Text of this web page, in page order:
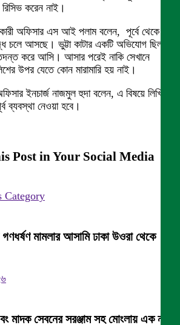
করেন নাই।
অফিসার এস আই পলাম বলেন, পূর্বে থেকে
চলে আসছে। ভুট্টা কাটার একটি অভিযোগ ছিল
করে আসি। আসার পরেই নাকি সেখানে
উপর যেতে কোন মারামারি হয় নাই।
ইনচার্জ নাজমুল হুদা বলেন, এ বিষয়ে লিখিত
ব্যবস্থা নেওয়া হবে।
Post in Your Social Media
Category
মামলার আসামি ঢাকা উওরা থেকে
মাদক সেবনের সরঞ্জাম সহ মোংলায় এক নারী